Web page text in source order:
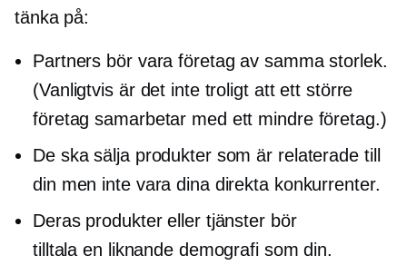
tänka på:
Partners bör vara företag av samma storlek.
(Vanligtvis är det inte troligt att ett större
företag samarbetar med ett mindre företag.)
De ska sälja produkter som är relaterade till
din men inte vara dina direkta konkurrenter.
Deras produkter eller tjänster bör
tilltala en liknande demografi som din.